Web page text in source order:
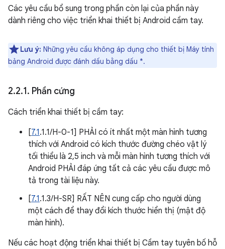
Các yêu cầu bổ sung trong phần còn lại của phần này
dành riêng cho việc triển khai thiết bị Android cầm tay.
Lưu ý: Những yêu cầu không áp dụng cho thiết bị Máy tính
bảng Android được đánh dấu bằng dấu *.
2.2.1. Phần cứng
Cách triển khai thiết bị cầm tay:
[7.1.1.1/H-0-1] PHẢI có ít nhất một màn hình tương
thích với Android có kích thước đường chéo vật lý
tối thiểu là 2,5 inch và mỗi màn hình tương thích với
Android PHẢI đáp ứng tất cả các yêu cầu được mô
tả trong tài liệu này.
[7.1.1.3/H-SR] RẤT NÊN cung cấp cho người dùng
một cách để thay đổi kích thước hiển thị (mật độ
màn hình).
Nếu các hoạt động triển khai thiết bị Cầm tay tuyên bố hỗ